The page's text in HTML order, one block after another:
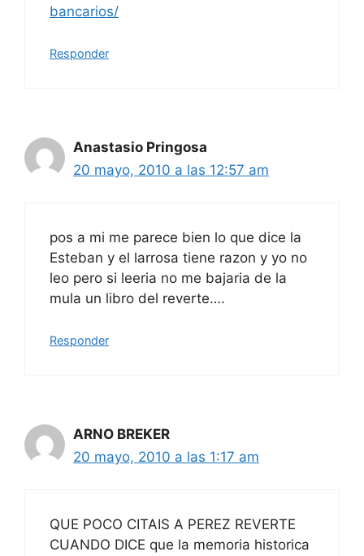
bancarios/
Responder
Anastasio Pringosa
20 mayo, 2010 a las 12:57 am
pos a mi me parece bien lo que dice la
Esteban y el larrosa tiene razon y yo no
leo pero si leeria no me bajaria de la
mula un libro del reverte….
Responder
ARNO BREKER
20 mayo, 2010 a las 1:17 am
QUE POCO CITAIS A PEREZ REVERTE
CUANDO DICE que la memoria historica